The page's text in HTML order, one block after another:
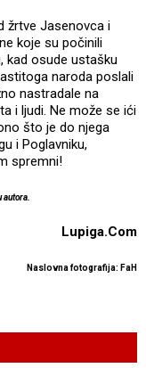
žrtve Jasenovca i
koje su počinili
kad osude ustašku
naroda poslali
nastradale na
i ljudi. Ne može se ići
što je do njega
i Poglavniku,
spremni!
autora.
Lupiga.Com
Naslovna fotografija: FaH